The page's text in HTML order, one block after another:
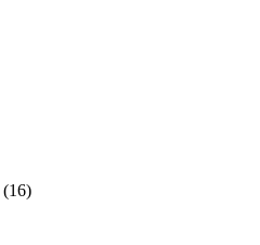
(16)